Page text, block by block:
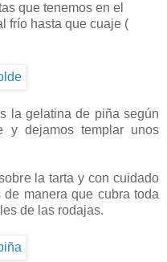
que tenemos en el
frío hasta que cuaje (
la gelatina de piña según
y dejamos templar unos
la tarta y con cuidado
manera que cubra toda
de las rodajas.